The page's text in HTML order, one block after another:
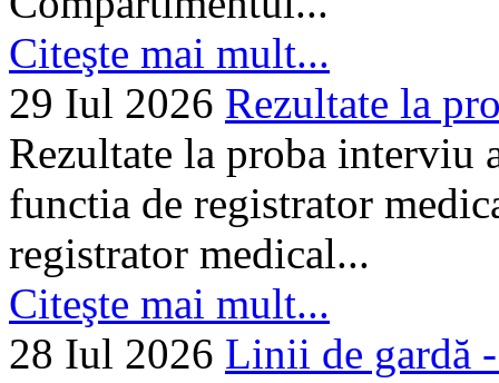
Citeşte mai mult...
29 Iul 2026 Rezultate la
Rezultate la proba interviu
functia de registrator
registrator medical...
Citeşte mai mult...
28 Iul 2026 Linii de gardă